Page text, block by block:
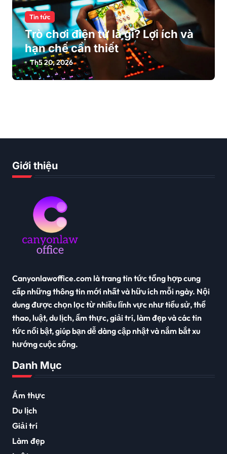
Tin tức
Trò chơi điện tử là gì? Lợi ích và
hạn chế cần thiết
Th5 20, 2026
Giới thiệu
Canyonlawoffice.com là trang tin tức tổng hợp cung
cấp những thông tin mới nhất và hữu ích mỗi ngày. Nội
dung được chọn lọc từ nhiều lĩnh vực như tiểu sử, thể
thao, luật, du lịch, ẩm thực, giải trí, làm đẹp và các tin
tức nổi bật, giúp bạn dễ dàng cập nhật và nắm bắt xu
hướng cuộc sống.
Danh Mục
Ẩm thực
Du lịch
Giải trí
Làm đẹp